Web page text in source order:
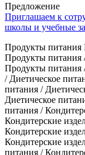
Предложение
Приглашаем к
школы и учебные
Продукты питания
Продукты питания
Продукты питания
/ Диетическое
питания /
Диетическое
питания /
Кондитерские
Кондитерские
Кондитерские
питания /